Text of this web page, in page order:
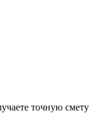
точную смету